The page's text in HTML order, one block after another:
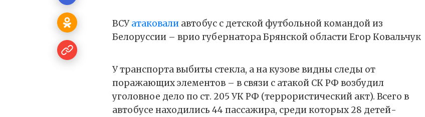
ВСУатаковали автобус с детской футбольной командой из
Белоруссии – врио губернатора Брянской области Егор Ковальчук
У транспорта выбиты стекла, а на кузове видны следы от
поражающих элементов – в связи с атакой СК РФ возбудил
уголовное дело по ст. 205 УК РФ (террористический акт). Всего в
автобусе находились 44 пассажира, среди которых 28 детей-